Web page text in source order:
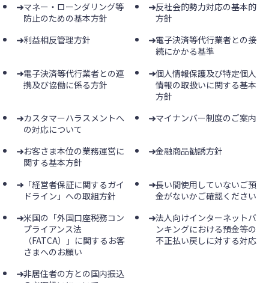
マネー・ローンダリング等
防止のための基本方針
反社会的勢力対応の基本的
方針
利益相反管理方針
電子決済等代行業者との接
続にかかる基準
電子決済等代行業者との連
携及び協働に係る方針
個人情報保護及び特定個人
情報の取扱いに関する基本
方針
カスタマーハラスメントへ
の対応について
マイナンバー制度のご案内
お客さま本位の業務運営に
関する基本方針
金融商品勧誘方針
「経営者保証に関するガイ
ドライン」への取組方針
長い間使用していないご預
金がないかご確認ください
米国の「外国口座税務コン
プライアンス法
（FATCA）」に関するお客
さまへのお願い
法人向けインターネットバ
ンキングにおける預金等の
不正払い戻しに対する対応
非居住者の方との国内振込